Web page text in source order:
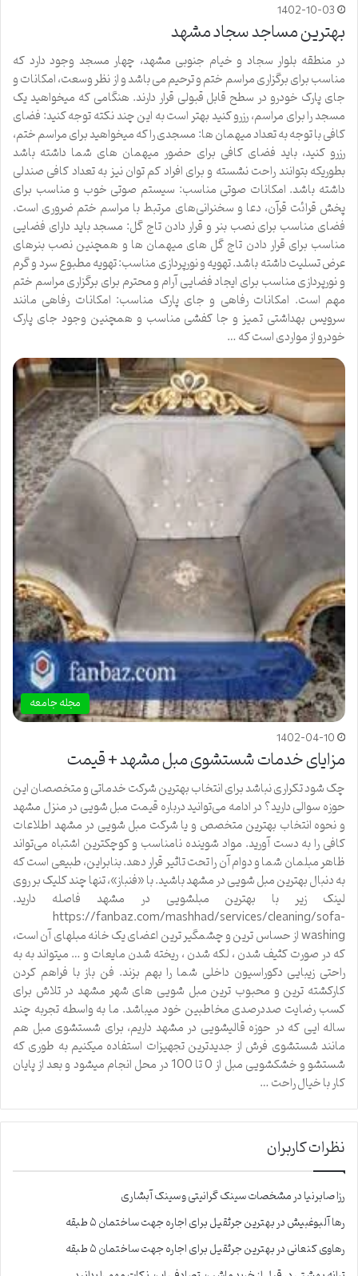
1402-10-03
بهترین مساجد سجاد مشهد
در منطقه بلوار سجاد و خیام جنوبی مشهد، چهار مسجد وجود دارد که
مناسب برای برگزاری مراسم ختم و ترحیم می باشد و از نظر وسعت، امکانات و
جای پارک خودرو در سطح قابل قبولی قرار دارند. هنگامی که میخواهید یک
مسجد را برای مراسم، رزرو کنید بهتر است به این چند نکته توجه کنید: فضای
کافی با توجه به تعداد میهمان ها: مسجدی را که میخواهید برای مراسم ختم،
رزرو کنید، باید فضای کافی برای حضور میهمان های شما داشته باشد
بطوریکه بتوانند راحت نشسته و برای افراد کم توان نیز به تعداد کافی صندلی
داشته باشد. امکانات صوتی مناسب: سیستم صوتی خوب و مناسب برای
پخش قرائت قرآن، دعا و سخنرانی‌های مرتبط با مراسم ختم ضروری است.
فضای مناسب برای نصب بنر و قرار دادن تاج گل: مسجد باید دارای فضایی
مناسب برای قرار دادن تاج گل های میهمان ها و همچنین نصب بنرهای
عرض تسلیت داشته باشد. تهویه و نورپردازی مناسب: تهویه مطبوع سرد و گرم
و نورپردازی مناسب برای ایجاد فضایی آرام و محترم برای برگزاری مراسم ختم
مهم است. امکانات رفاهی و جای پارک مناسب: امکانات رفاهی مانند
سرویس بهداشتی تمیز و جا کفشی مناسب و همچنین وجود جای پارک
خودرو از مواردی است که …
مجله جامعه
1402-04-10
مزایای خدمات شستشوی مبل مشهد + قیمت
چک شود تکراری نباشد برای انتخاب بهترین شرکت خدماتی و متخصصان این
حوزه سوالی دارید؟ در ادامه می‌توانید درباره قیمت مبل شویی در منزل مشهد
و نحوه انتخاب بهترین متخصص و یا شرکت مبل شویی در مشهد اطلاعات
کافی را به دست آورید. مواد شوینده نامناسب و کوچکترین اشتباه می‌تواند
ظاهر مبلمان شما و دوام آن را تحت تاثیر قرار دهد. بنابراین، طبیعی است که
به دنبال بهترین مبل شویی در مشهد باشید. با «فنباز»، تنها چند کلیک بر روی
لینک زیر با بهترین مبلشویی در مشهد فاصله دارید.
https://fanbaz.com/mashhad/services/cleaning/sofa-
washing از حساس ترین و چشمگیر ترین اعضای یک خانه مبلهای آن است،
که در صورت کثیف شدن ، لکه شدن ، ریخته شدن مایعات و … میتواند به به
راحتی زیبایی دکوراسیون داخلی شما را بهم بزند. فن باز با فراهم کردن
کارکشته ترین و محبوب ترین مبل شویی های شهر مشهد در تلاش برای
کسب رضایت صددرصدی مخاطبین خود میباشد. ما به واسطه تجربه چند
ساله ایی که در حوزه قالیشویی در مشهد داریم، برای شستشوی مبل هم
مانند شستشوی فرش از جدیدترین تجهیزات استفاده میکنیم به طوری که
شستشو و خشکشویی مبل از 0 تا 100 در محل انجام میشود و بعد از پایان
کار با خیال راحت …
نظرات کاربران
رزا صابرنیادرمشخصات سینک گرانیتی و سینک آبشاری
رها آلبوغبیشدربهترین جرثقیل برای اجاره جهت ساختمان ۵ طبقه
رهاوی کنعانیدربهترین جرثقیل برای اجاره جهت ساختمان ۵ طبقه